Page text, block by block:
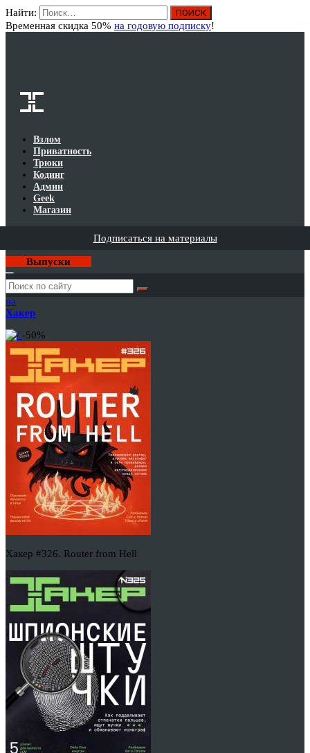
Найти:
Временная скидка 50% на годовую подписку!
Взлом
Приватность
Трюки
Кодинг
Админ
Geek
Магазин
Подписаться на материалы
Выпуски
Годовая
подписка
на
Хакер
-50%
Хакер #326. Router from Hell